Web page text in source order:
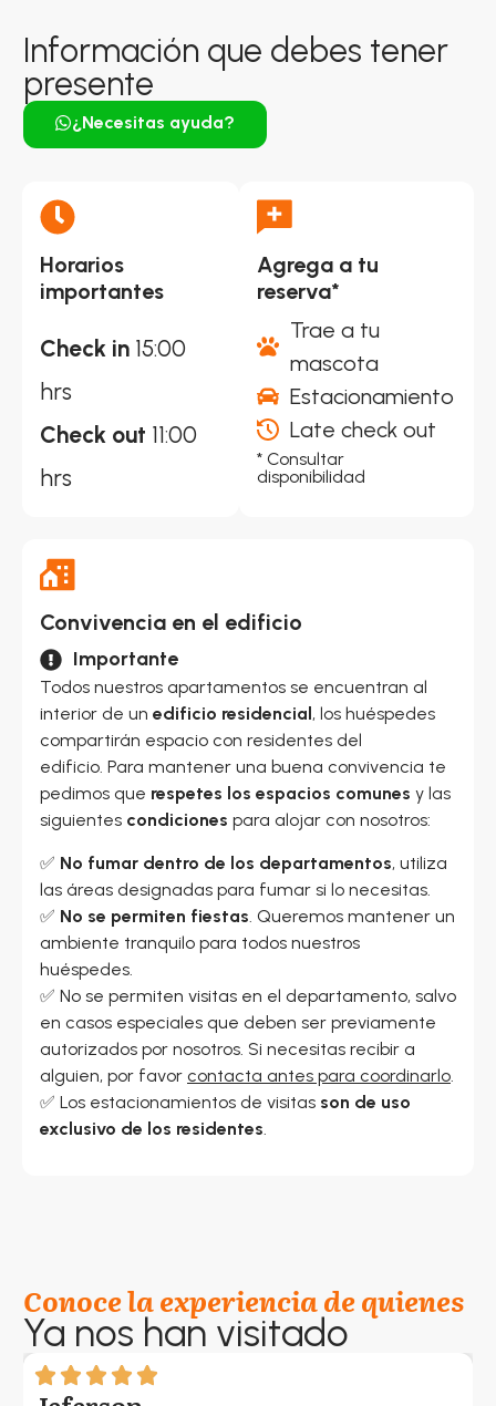
Información que debes tener
presente
¿Necesitas ayuda?
Horarios
importantes
Check in 15:00
hrs
Check out 11:00
hrs
Agrega a tu
reserva*
Trae a tu
mascota
Estacionamiento
Late check out
* Consultar
disponibilidad
Convivencia en el edificio
Importante
Todos nuestros apartamentos se encuentran al
interior de un edificio residencial , los huéspedes
compartirán espacio con residentes del
edificio. Para mantener una buena convivencia te
pedimos que respetes los espacios comunes y las
siguientes condiciones para alojar con nosotros:
✅ No fumar dentro de los departamentos, utiliza
las áreas designadas para fumar si lo necesitas.
✅ No se permiten fiestas . Queremos mantener un
ambiente tranquilo para todos nuestros
huéspedes.
✅ No se permiten visitas en el departamento, salvo
en casos especiales que deben ser previamente
autorizados por nosotros. Si necesitas recibir a
alguien, por favor contacta antes para coordinarlo
✅ Los estacionamientos de visitas son de uso
exclusivo de los residentes
Conoce la experiencia de quienes
Ya nos han visitado